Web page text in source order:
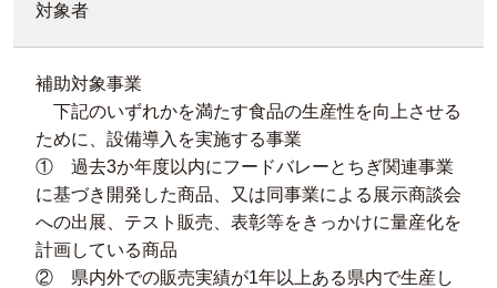
対象者
補助対象事業
下記のいずれかを満たす食品の生産性を向上させる
ために、設備導入を実施する事業
① 過去3か年度以内にフードバレーとちぎ関連事業
に基づき開発した商品、又は同事業による展示商談会
への出展、テスト販売、表彰等をきっかけに量産化を
計画している商品
② 県内外での販売実績が1年以上ある県内で生産し